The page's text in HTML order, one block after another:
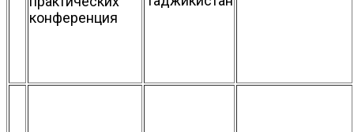
конференция